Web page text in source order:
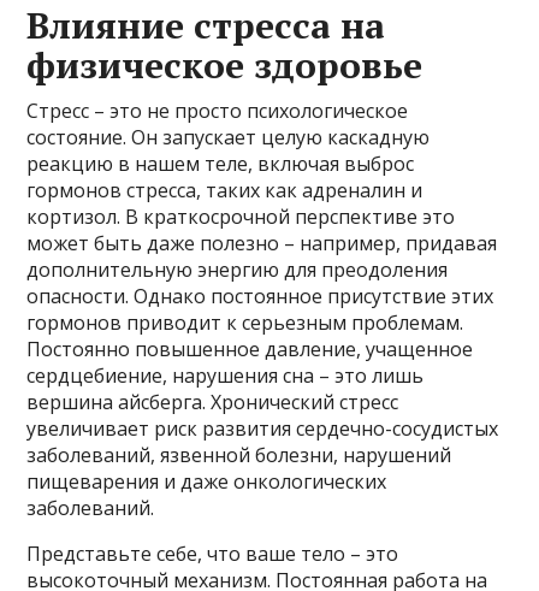
Влияние стресса на
физическое здоровье
Стресс – это не просто психологическое
состояние. Он запускает целую каскадную
реакцию в нашем теле, включая выброс
гормонов стресса, таких как адреналин и
кортизол. В краткосрочной перспективе это
может быть даже полезно – например, придавая
дополнительную энергию для преодоления
опасности. Однако постоянное присутствие этих
гормонов приводит к серьезным проблемам.
Постоянно повышенное давление, учащенное
сердцебиение, нарушения сна – это лишь
вершина айсберга. Хронический стресс
увеличивает риск развития сердечно-сосудистых
заболеваний, язвенной болезни, нарушений
пищеварения и даже онкологических
заболеваний.
Представьте себе, что ваше тело – это
высокоточный механизм. Постоянная работа на